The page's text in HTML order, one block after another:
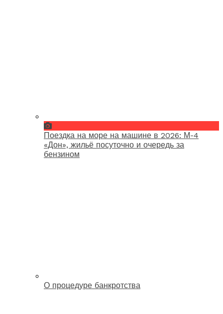
Поездка на море на машине в 2026: М-4
«Дон», жильё посуточно и очередь за
бензином
О процедуре банкротства